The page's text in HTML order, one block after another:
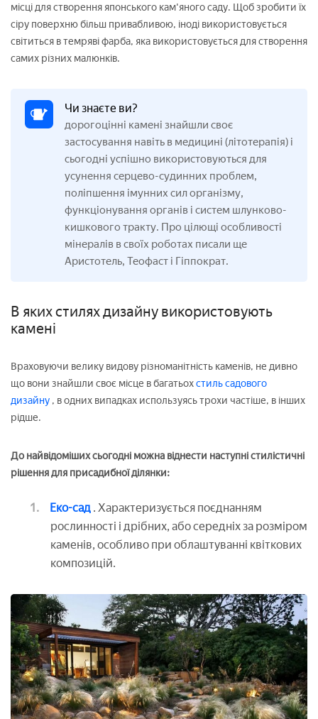
місці для створення японського кам'яного саду. Щоб зробити їх
сіру поверхню більш привабливою, іноді використовується
світиться в темряві фарба, яка використовується для створення
самих різних малюнків.
Чи знаєте ви?
дорогоцінні камені знайшли своє
застосування навіть в медицині (літотерапія) і
сьогодні успішно використовуються для
усунення серцево-судинних проблем,
поліпшення імунних сил організму,
функціонування органів і систем шлунково-
кишкового тракту. Про цілющі особливості
мінералів в своїх роботах писали ще
Аристотель, Теофаст і Гіппократ.
В яких стилях дизайну використовують
камені
Враховуючи велику видову різноманітність каменів, не дивно
що вони знайшли своє місце в багатьохстиль садового
дизайну , в одних випадках используясь трохи частіше, в інших
рідше.
До найвідоміших сьогодні можна віднести наступні стилістичні
рішення для присадибної ділянки:
Еко-сад . Характеризується поєднанням
рослинності і дрібних, або середніх за розміром
каменів, особливо при облаштуванні квіткових
композицій.